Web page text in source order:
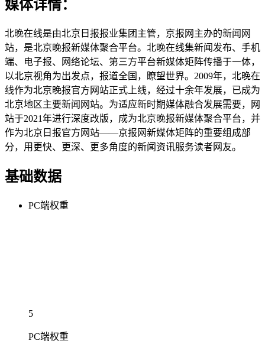
媒体详情：
北晚在线是由北京日报报业集团主管，京报网主办的新闻网
站，是北京晚报新媒体聚合平台。北晚在线集新闻发布、手机
端、电子报、网络论坛、第三方平台新媒体矩阵传播于一体，
以北京视角为出发点，报道全国，瞭望世界。2009年，北晚在
线作为北京晚报官方网站正式上线，经过十余年发展，已成为
北京地区主要新闻网站。为适应新时期媒体融合发展需要，网
站于2021年进行深度改版，成为北京晚报新媒体聚合平台，并
作为北京日报官方网站——京报网新媒体矩阵的重要组成部
分，用更快、更深、更多角度的新闻资讯服务读者网友。
基础数据
PC端权重
5
PC端权重